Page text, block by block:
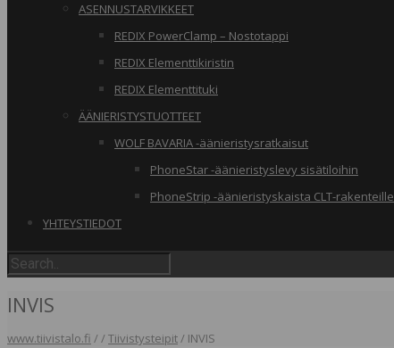
ASENNUSTARVIKKEET
REDIX PowerClamp – Nostotappi
REDIX Elementtikiristin
REDIX Elementtituki
ÄÄNIERISTYSTUOTTEET
WOLF BAVARIA -äänieristysratkaisut
PhoneStar -äänieristyslevy sisätiloihin
PhoneStrip -äänieristyskaista CLT-rakenteille
YHTEYSTIEDOT
INVIS
www.tiivistalo.fi //Tiivistysteipit/ INVIS